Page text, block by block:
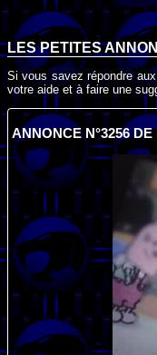
LES PETITES
Si vous savez répondre
votre aide et à faire une
ANNONCE N°3256 DE